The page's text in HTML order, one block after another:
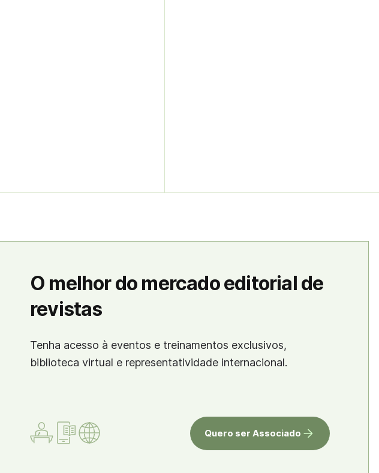
O melhor do mercado editorial de
revistas
Tenha acesso à eventos e treinamentos exclusivos,
biblioteca virtual e representatividade internacional.
Quero ser Associado